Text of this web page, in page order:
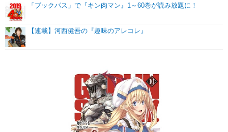
「ブックパス」で『キン肉マン』1～60巻が読み放題に！
【連載】河西健吾の『趣味のアレコレ』